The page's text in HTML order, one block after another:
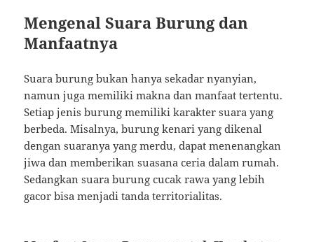
Mengenal Suara Burung dan
Manfaatnya
Suara burung bukan hanya sekadar nyanyian,
namun juga memiliki makna dan manfaat tertentu.
Setiap jenis burung memiliki karakter suara yang
berbeda. Misalnya, burung kenari yang dikenal
dengan suaranya yang merdu, dapat menenangkan
jiwa dan memberikan suasana ceria dalam rumah.
Sedangkan suara burung cucak rawa yang lebih
gacor bisa menjadi tanda territorialitas.